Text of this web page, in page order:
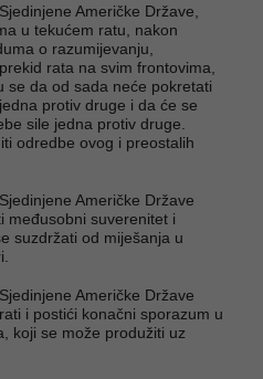
Američke Države,
u tekućem ratu, nakon
o razumijevanju,
rata na svim frontovima,
se da od sada neće pokretati
protiv druge i da će se
sile jedna protiv druge.
odredbe ovog i preostalih
Američke Države
međusobni suverenitet i
suzdržati od miješanja u
Američke Države
i postići konačni sporazum u
koji se može produžiti uz